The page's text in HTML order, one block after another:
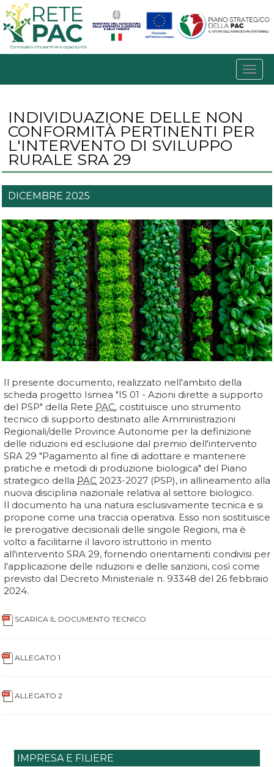
INDIVIDUAZIONE DELLE NON
CONFORMITÀ PERTINENTI PER
L'INTERVENTO DI SVILUPPO
RURALE SRA 29
DICEMBRE 2025
Il presente documento, realizzato nell'ambito della
scheda progetto Ismea "IS 01 - Azioni dirette a supporto
del PSP" della Rete PAC, costituisce uno strumento
tecnico di supporto destinato alle Amministrazioni
Regionali/delle Province Autonome per la definizione
delle riduzioni ed esclusione dal premio dell'intervento
SRA 29 "Pagamento al fine di adottare e mantenere
pratiche e metodi di produzione biologica" del Piano
strategico della PAC 2023-2027 (PSP), in allineamento alla
nuova disciplina nazionale relativa al settore biologico.
Il documento ha una natura esclusivamente tecnica e si
propone come una traccia operativa. Esso non sostituisce
le prerogative decisionali delle singole Regioni, ma è
volto a facilitarne il lavoro istruttorio in merito
all'intervento SRA 29, fornendo orientamenti condivisi per
l'applicazione delle riduzioni e delle sanzioni, così come
previsto dal Decreto Ministeriale n. 93348 del 26 febbraio
2024.
SCARICA IL DOCUMENTO TECNICO
ALLEGATO 1
ALLEGATO 2
IMPRESA E FILIERE